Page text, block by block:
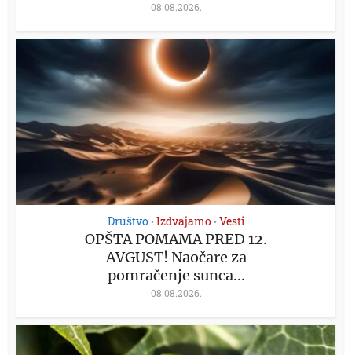
08.08.2026.
Društvo • Izdvajamo • Vesti
OPŠTA POMAMA PRED 12.
AVGUST! Naočare za
pomračenje sunca...
08.08.2026.